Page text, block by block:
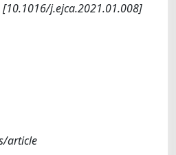
j.ejca.2021.01.008]
article